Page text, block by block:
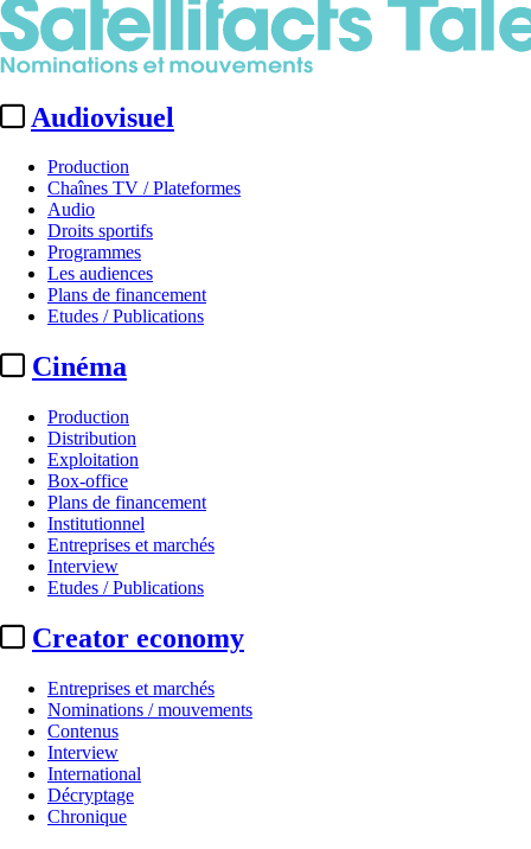
Audiovisuel
Production
Chaînes TV / Plateformes
Audio
Droits sportifs
Programmes
Les audiences
Plans de financement
Etudes / Publications
Cinéma
Production
Distribution
Exploitation
Box-office
Plans de financement
Institutionnel
Entreprises et marchés
Interview
Etudes / Publications
Creator economy
Entreprises et marchés
Nominations / mouvements
Contenus
Interview
International
Décryptage
Chronique